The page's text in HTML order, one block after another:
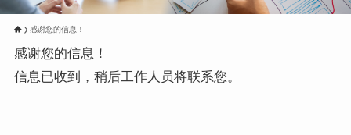
感谢您的信息！
感谢您的信息！
信息已收到，稍后工作人员将联系您。